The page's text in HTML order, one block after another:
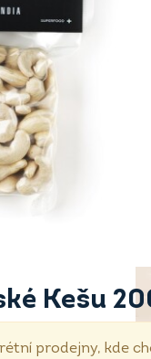
Kešu
prodejny, kde